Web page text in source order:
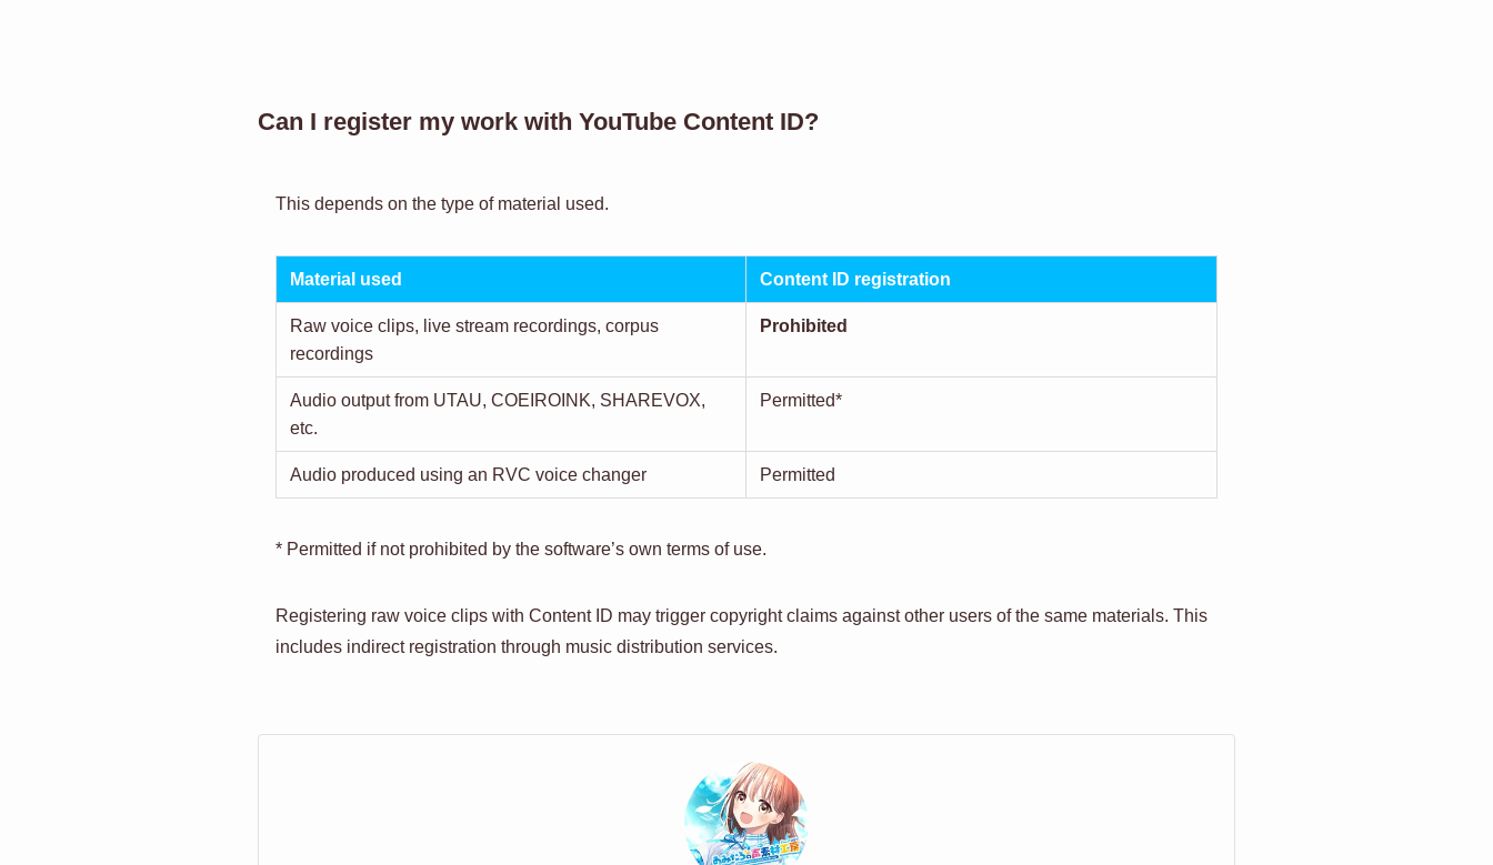
Can I register my work with YouTube Content ID?
This depends on the type of material used.
Material used Content ID registration
Raw voice clips, live stream recordings, corpus
recordings
Prohibited
Audio output from UTAU, COEIROINK, SHAREVOX,
etc.
Permitted*
Audio produced using an RVC voice changer Permitted
* Permitted if not prohibited by the software’s own terms of use.
Registering raw voice clips with Content ID may trigger copyright claims against other users of the same materials. This
includes indirect registration through music distribution services.